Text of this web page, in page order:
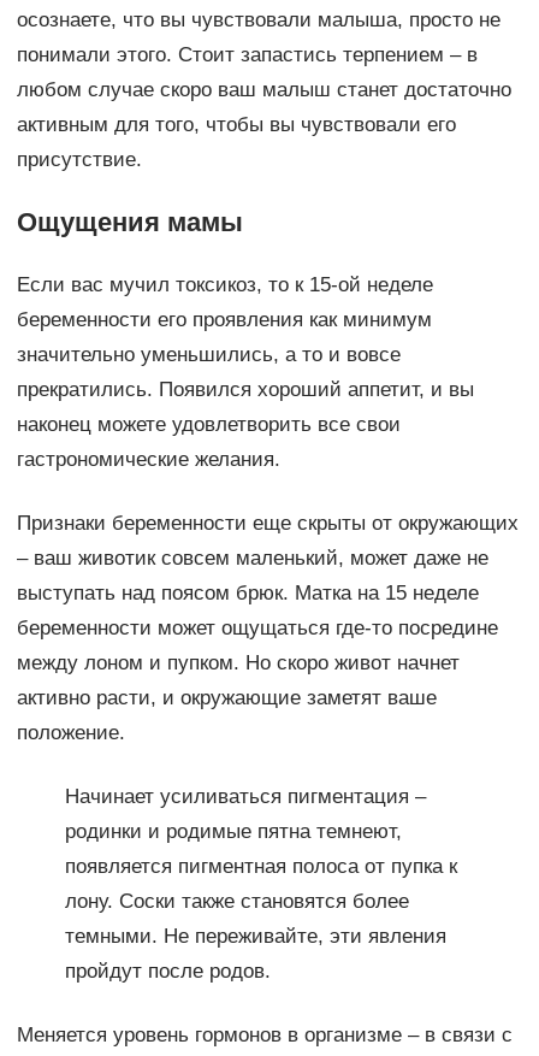
осознаете, что вы чувствовали малыша, просто не
понимали этого. Стоит запастись терпением – в
любом случае скоро ваш малыш станет достаточно
активным для того, чтобы вы чувствовали его
присутствие.
Ощущения мамы
Если вас мучил токсикоз, то к 15-ой неделе
беременности его проявления как минимум
значительно уменьшились, а то и вовсе
прекратились. Появился хороший аппетит, и вы
наконец можете удовлетворить все свои
гастрономические желания.
Признаки беременности еще скрыты от окружающих
– ваш животик совсем маленький, может даже не
выступать над поясом брюк. Матка на 15 неделе
беременности может ощущаться где-то посредине
между лоном и пупком. Но скоро живот начнет
активно расти, и окружающие заметят ваше
положение.
Начинает усиливаться пигментация –
родинки и родимые пятна темнеют,
появляется пигментная полоса от пупка к
лону. Соски также становятся более
темными. Не переживайте, эти явления
пройдут после родов.
Меняется уровень гормонов в организме – в связи с